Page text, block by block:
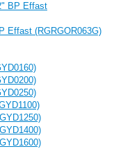
ВР Effast
Effast (RGRGOR063G)